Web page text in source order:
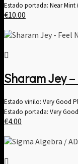
Estado portada: Near Mint
€10.00
Sharam Jey
Estado vinilo: Very Good
Estado portada: Very
€4.00